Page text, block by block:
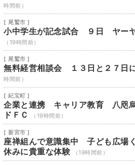
時間前）
[ 尾鷲市 ]
小中学生が記念試合 ９日 ヤー
（19時間前）
[ 尾鷲市 ]
無料経営相談会 １３日と２７日
時間前）
[ 紀宝町 ]
企業と連携 キャリア教育 八咫
ドＦＣ
（19時間前）
[ 新宮市 ]
座禅組んで意識集中 子ども広場
休みに貴重な体験
（19時間前）